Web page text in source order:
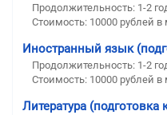
Продолжительность: 1-2
Стоимость: 10000 рублей в
Иностранный язык
Продолжительность: 1-2
Стоимость: 10000 рублей в
Литература (подготовка